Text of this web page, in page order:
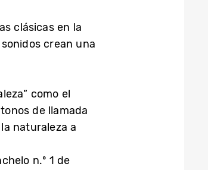
clásicas en la
crean una
como el
de llamada
naturaleza a
n.º 1 de